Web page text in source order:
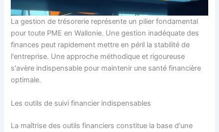
La gestion de trésorerie représente un pilier fondamental
pour toute PME en Wallonie. Une gestion inadéquate des
finances peut rapidement mettre en péril la stabilité de
l'entreprise. Une approche méthodique et rigoureuse
s'avère indispensable pour maintenir une santé financière
optimale.
Les outils de suivi financier indispensables
La maîtrise des outils financiers constitue la base d'une